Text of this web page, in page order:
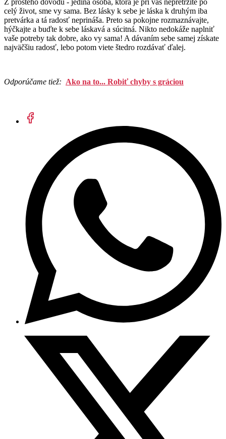
Z prostého dôvodu - jediná osoba, ktorá je pri vás nepretržite po
celý život, sme vy sama. Bez lásky k sebe je láska k druhým iba
pretvárka a tá radosť neprináša. Preto sa pokojne rozmaznávajte,
hýčkajte a buďte k sebe láskavá a súcitná. Nikto nedokáže naplniť
vaše potreby tak dobre, ako vy sama! A dávaním sebe samej získate
najväčšiu radosť, lebo potom viete štedro rozdávať ďalej.
Odporúčame tiež: Ako na to... Robiť chyby s gráciou